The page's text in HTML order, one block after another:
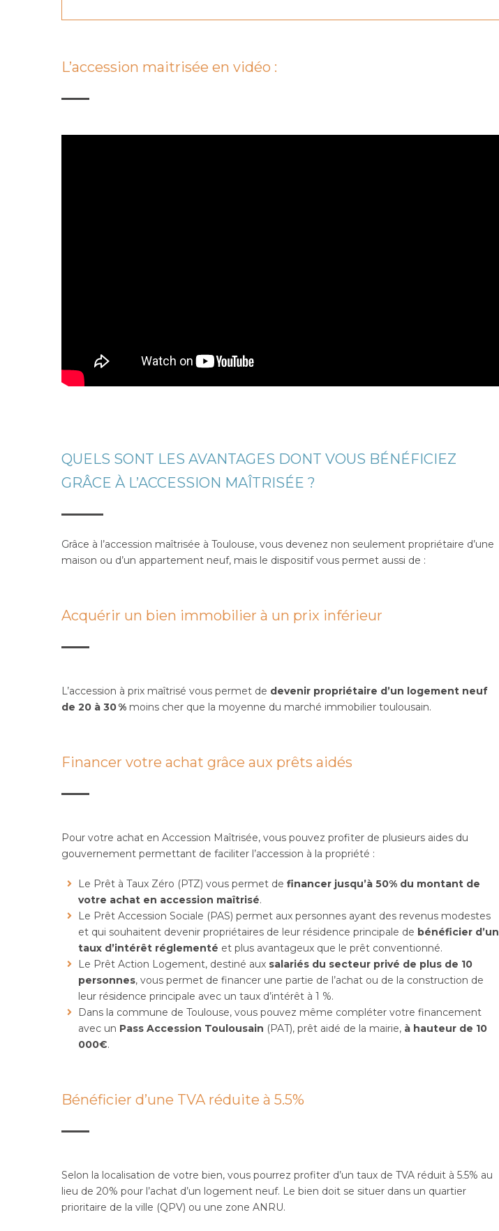
L’accession maitrisée en vidéo :
QUELS SONT LES AVANTAGES DONT VOUS BÉNÉFICIEZ
GRÂCE À L’ACCESSION MAÎTRISÉE ?
Grâce à l’accession maîtrisée à Toulouse, vous devenez non seulement propriétaire d’une
maison ou d’un appartement neuf, mais le dispositif vous permet aussi de :
Acquérir un bien immobilier à un prix inférieur
L’accession à prix maîtrisé vous permet de devenir propriétaire d’un logement neuf
de 20 à 30 % moins cher que la moyenne du marché immobilier toulousain.
Financer votre achat grâce aux prêts aidés
Pour votre achat en Accession Maîtrisée, vous pouvez profiter de plusieurs aides du
gouvernement permettant de faciliter l’accession à la propriété :
Le Prêt à Taux Zéro (PTZ) vous permet de financer jusqu’à 50% du montant de
votre achat en accession maîtrisé.
Le Prêt Accession Sociale (PAS) permet aux personnes ayant des revenus modestes
et qui souhaitent devenir propriétaires de leur résidence principale de bénéficier d’un
taux d’intérêt réglementé et plus avantageux que le prêt conventionné.
Le Prêt Action Logement, destiné aux salariés du secteur privé de plus de 10
personnes, vous permet de financer une partie de l’achat ou de la construction de
leur résidence principale avec un taux d’intérêt à 1 %.
Dans la commune de Toulouse, vous pouvez même compléter votre financement
avec un Pass Accession Toulousain (PAT), prêt aidé de la mairie, à hauteur de 10
000€.
Bénéficier d’une TVA réduite à 5.5%
Selon la localisation de votre bien, vous pourrez profiter d’un taux de TVA réduit à 5.5% au
lieu de 20% pour l’achat d’un logement neuf. Le bien doit se situer dans un quartier
prioritaire de la ville (QPV) ou une zone ANRU.